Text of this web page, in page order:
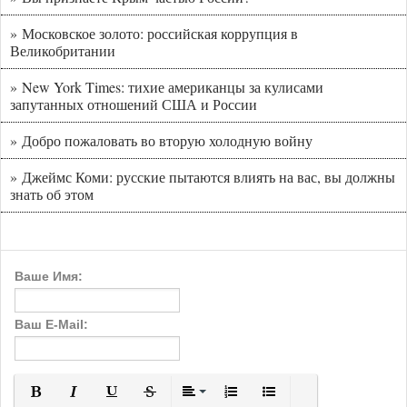
» Московское золото: российская коррупция в
Великобритании
» New York Times: тихие американцы за кулисами
запутанных отношений США и России
» Добро пожаловать во вторую холодную войну
» Джеймс Коми: русские пытаются влиять на вас, вы должны
знать об этом
Ваше Имя:
Ваш E-Mail: